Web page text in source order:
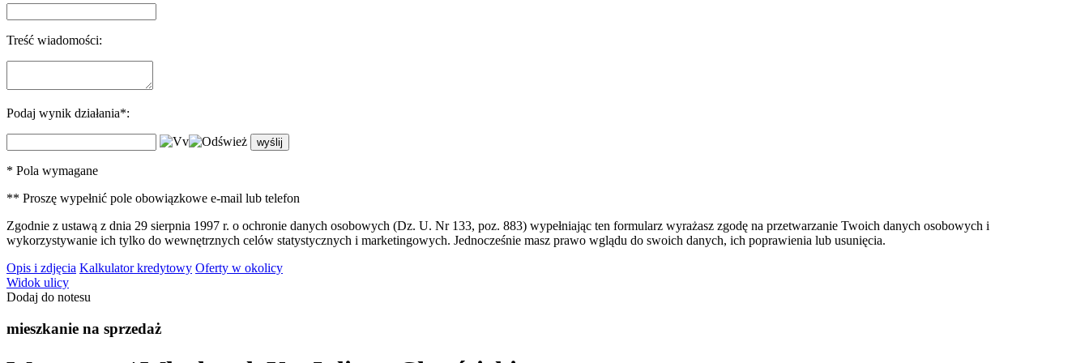
Treść wiadomości:
Podaj wynik działania*:
* Pola wymagane
** Proszę wypełnić pole obowiązkowe e-mail lub telefon
Zgodnie z ustawą z dnia 29 sierpnia 1997 r. o ochronie danych osobowych (Dz. U. Nr 133, poz. 883) wypełniając ten formularz wyrażasz zgodę na przetwarzanie Twoich danych osobowych i
wykorzystywanie ich tylko do wewnętrznych celów statystycznych i marketingowych. Jednocześnie masz prawo wglądu do swoich danych, ich poprawienia lub usunięcia.
Opis i zdjęcia Kalkulator kredytowy Oferty w okolicy
Widok ulicy
Dodaj do notesu
mieszkanie na sprzedaż